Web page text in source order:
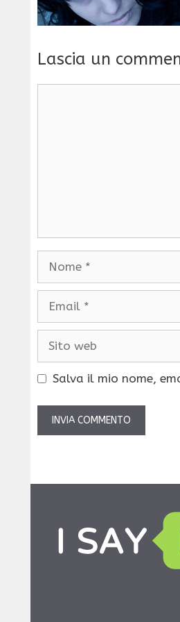
Lascia un
Salva il mio nome,